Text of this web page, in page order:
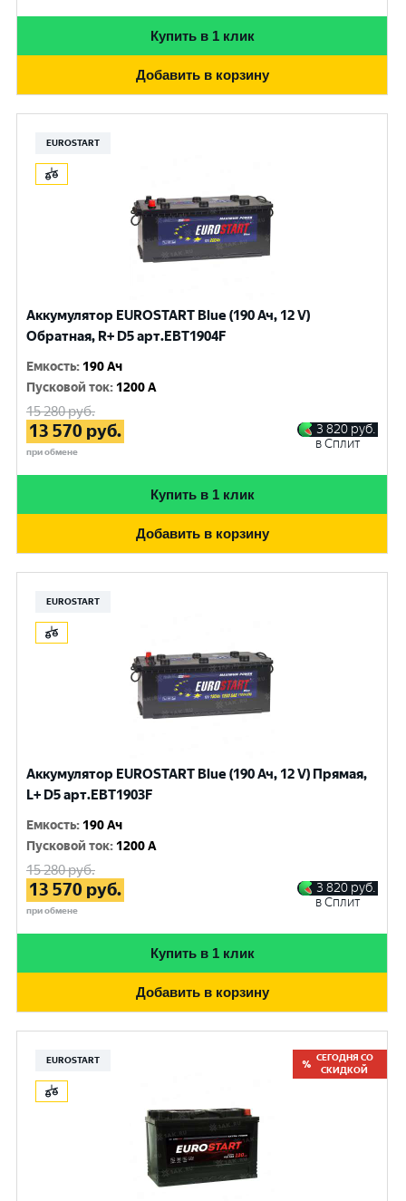
Купить в 1 клик
Добавить в корзину
EUROSTART
Аккумулятор EUROSTART Blue (190 Ач, 12 V)
Обратная, R+ D5 арт.EBT1904F
Емкость: 190 Ач
Пусковой ток: 1200 A
15 280руб.
13 570 руб.
при обмене
3 820 руб.
в Сплит
Купить в 1 клик
Добавить в корзину
EUROSTART
Аккумулятор EUROSTART Blue (190 Ач, 12 V) Прямая,
L+ D5 арт.EBT1903F
Емкость: 190 Ач
Пусковой ток: 1200 A
15 280руб.
13 570 руб.
при обмене
3 820 руб.
в Сплит
Купить в 1 клик
Добавить в корзину
EUROSTART
СЕГОДНЯ СО
СКИДКОЙ